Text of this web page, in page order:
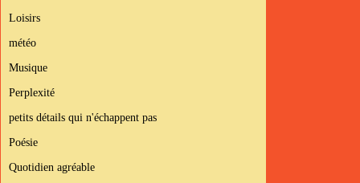
Loisirs
météo
Musique
Perplexité
petits détails qui n'échappent pas
Poésie
Quotidien agréable